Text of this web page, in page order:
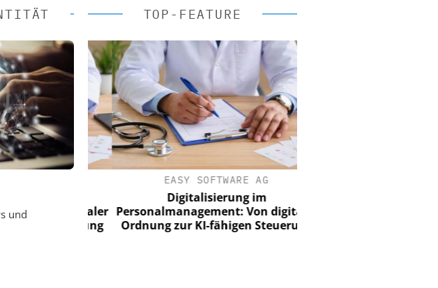
und
TOP-FEATURE
im
Von digitaler
Steuerung
EASY SOFTWARE AG
Digitalisierung im
Personalmanagement: Von digitaler
Ordnung zur KI-fähigen Steuerung